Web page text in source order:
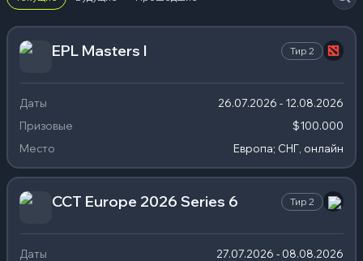
EPL Masters I Тир 2
Даты
26.07.2026 - 12.08.2026
Призовые
$100.000
Место
Европа; СНГ, онлайн
CCT Europe 2026 Series 6 Тир 2
Даты
27.07.2026 - 08.08.2026